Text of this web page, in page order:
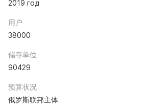
2019 год
用户
38000
储存单位
90429
预算状况
俄罗斯联邦主体